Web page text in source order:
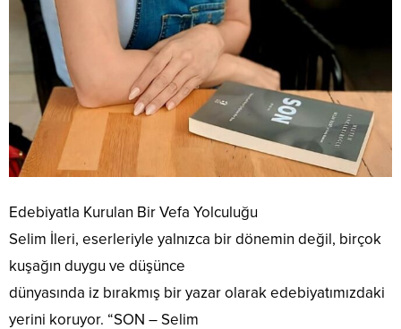
Edebiyatla Kurulan Bir Vefa Yolculuğu
Selim İleri, eserleriyle yalnızca bir dönemin değil, birçok
kuşağın duygu ve düşünce
dünyasında iz bırakmış bir yazar olarak edebiyatımızdaki
yerini koruyor. “SON – Selim